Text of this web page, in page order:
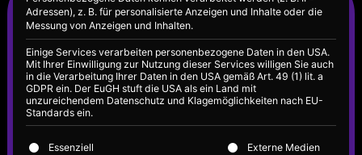
Variable Fixkosten
im Alltag
Adressen), z. B. für personalisierte Anzeigen und Inhalte oder die
Messung von Anzeigen und Inhalten.
Einige Services verarbeiten personenbezogene Daten in den USA.
Mit Ihrer Einwilligung zur Nutzung dieser Services willigen Sie auch
in die Verarbeitung Ihrer Daten in den USA gemäß Art. 49 (1) lit. a
GDPR ein. Der EuGH stuft die USA als ein Land mit
unzureichendem Datenschutz und Klagemöglichkeiten nach EU-
Standards ein.
Es folgt eine Liste der Service-Gruppen, für die eine
Essenziell Externe Medien